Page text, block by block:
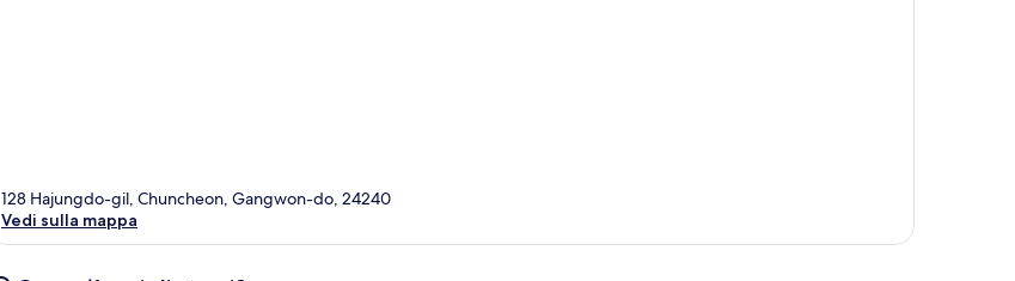
128 Hajungdo-gil, Chuncheon, Gangwon-do, 24240
Vedi sulla mappa